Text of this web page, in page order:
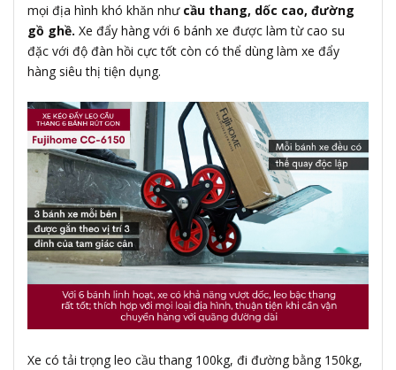
mọi địa hình khó khăn như cầu thang, dốc cao, đường
gồ ghề. Xe đẩy hàng với 6 bánh xe được làm từ cao su
đặc với độ đàn hồi cực tốt còn có thể dùng làm xe đẩy
hàng siêu thị tiện dụng.
Xe có tải trọng leo cầu thang 100kg, đi đường bằng 150kg,